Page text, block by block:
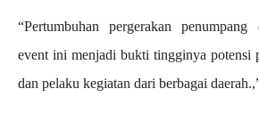
“Pertumbuhan pergerakan
event ini menjadi bukti tingginya potensi
dan pelaku kegiatan dari berbagai